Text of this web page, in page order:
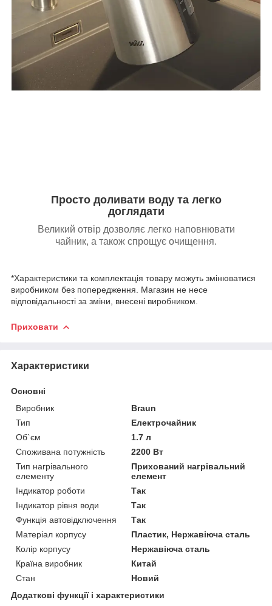
Просто доливати воду та легко
доглядати
Великий отвір дозволяє легко наповнювати
чайник, а також спрощує очищення.
*Характеристики та комплектація товару можуть змінюватися
виробником без попередження. Магазин не несе
відповідальності за зміни, внесені виробником.
Приховати
Характеристики
Основні
Виробник
Braun
Тип
Електрочайник
Об`єм
1.7 л
Споживана потужність
2200 Вт
Тип нагрівального
елементу
Прихований нагрівальний
елемент
Індикатор роботи
Так
Індикатор рівня води
Так
Функція автовідключення
Так
Матеріал корпусу
Пластик, Нержавіюча сталь
Колір корпусу
Нержавіюча сталь
Країна виробник
Китай
Стан
Новий
Додаткові функції і характеристики